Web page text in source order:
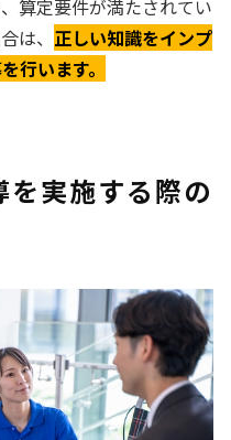
算定要件が満たされてい
は、 正しい知識をインプ
行います。
実施する際の